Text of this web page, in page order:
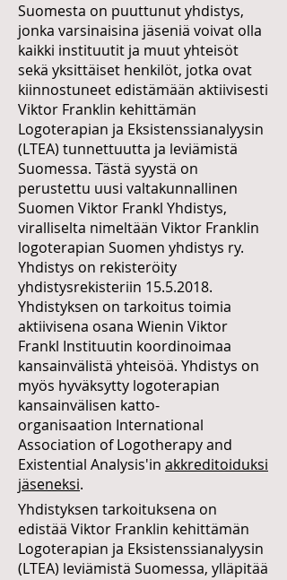
Suomesta on puuttunut yhdistys,
jonka varsinaisina jäseniä voivat olla
kaikki instituutit ja muut yhteisöt
sekä yksittäiset henkilöt, jotka ovat
kiinnostuneet edistämään aktiivisesti
Viktor Franklin kehittämän
Logoterapian ja Eksistenssianalyysin
(LTEA) tunnettuutta ja leviämistä
Suomessa. Tästä syystä on
perustettu uusi valtakunnallinen
Suomen Viktor Frankl Yhdistys,
viralliselta nimeltään Viktor Franklin
logoterapian Suomen yhdistys ry.
Yhdistys on rekisteröity
yhdistysrekisteriin 15.5.2018.
Yhdistyksen on tarkoitus toimia
aktiivisena osana Wienin Viktor
Frankl Instituutin koordinoimaa
kansainvälistä yhteisöä. Yhdistys on
myös hyväksytty logoterapian
kansainvälisen katto-
organisaation International
Association of Logotherapy and
Existential Analysis'in akkreditoiduksi
jäseneksi.
Yhdistyksen tarkoituksena on
edistää Viktor Franklin kehittämän
Logoterapian ja Eksistenssianalyysin
(LTEA) leviämistä Suomessa, ylläpitää